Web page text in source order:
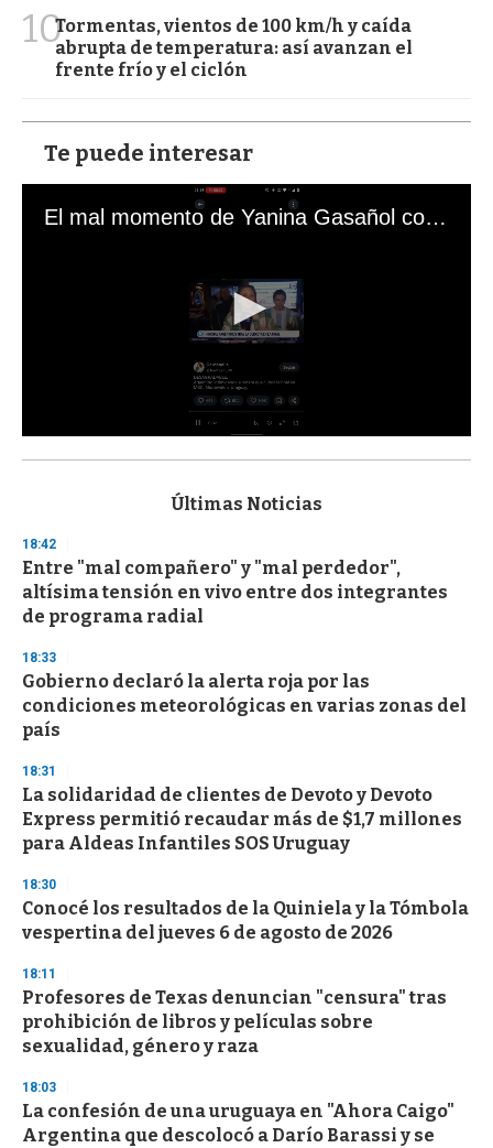
10Tormentas, vientos de 100 km/h y caída
abrupta de temperatura: así avanzan el
frente frío y el ciclón
Te puede interesar
El mal momento de Yanina Gasañol con un hincha argentino en "Subrayado"
s
d
s
o
f
3
s
e
c
o
n
d
Últimas Noticias
18:42
Entre "mal compañero" y "mal perdedor",
altísima tensión en vivo entre dos integrantes
de programa radial
18:33
Gobierno declaró la alerta roja por las
condiciones meteorológicas en varias zonas del
país
18:31
La solidaridad de clientes de Devoto y Devoto
Express permitió recaudar más de $1,7 millones
para Aldeas Infantiles SOS Uruguay
18:30
Conocé los resultados de la Quiniela y la Tómbola
vespertina del jueves 6 de agosto de 2026
18:11
Profesores de Texas denuncian "censura" tras
prohibición de libros y películas sobre
sexualidad, género y raza
18:03
La confesión de una uruguaya en "Ahora Caigo"
Argentina que descolocó a Darío Barassi y se